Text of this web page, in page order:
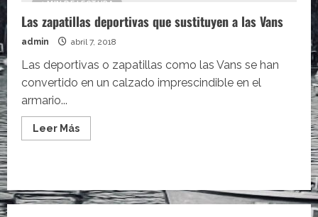
1 MIN DE LECTURA
Las zapatillas deportivas que sustituyen a las Vans
admin abril 7, 2018
Las deportivas o zapatillas como las Vans se han
convertido en un calzado imprescindible en el
armario...
Leer MásLeer
más
que
sustituyen